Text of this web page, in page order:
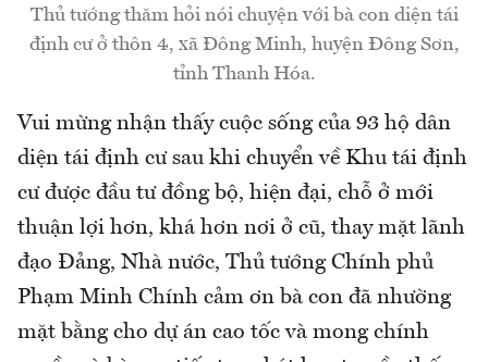
Thủ tướng thăm hỏi nói chuyện với bà con diện tái
định cư ở thôn 4, xã Đông Minh, huyện Đông Sơn,
tỉnh Thanh Hóa.
Vui mừng nhận thấy cuộc sống của 93 hộ dân
diện tái định cư sau khi chuyển về Khu tái định
cư được đầu tư đồng bộ, hiện đại, chỗ ở mới
thuận lợi hơn, khá hơn nơi ở cũ, thay mặt lãnh
đạo Đảng, Nhà nước, Thủ tướng Chính phủ
Phạm Minh Chính cảm ơn bà con đã nhường
mặt bằng cho dự án cao tốc và mong chính